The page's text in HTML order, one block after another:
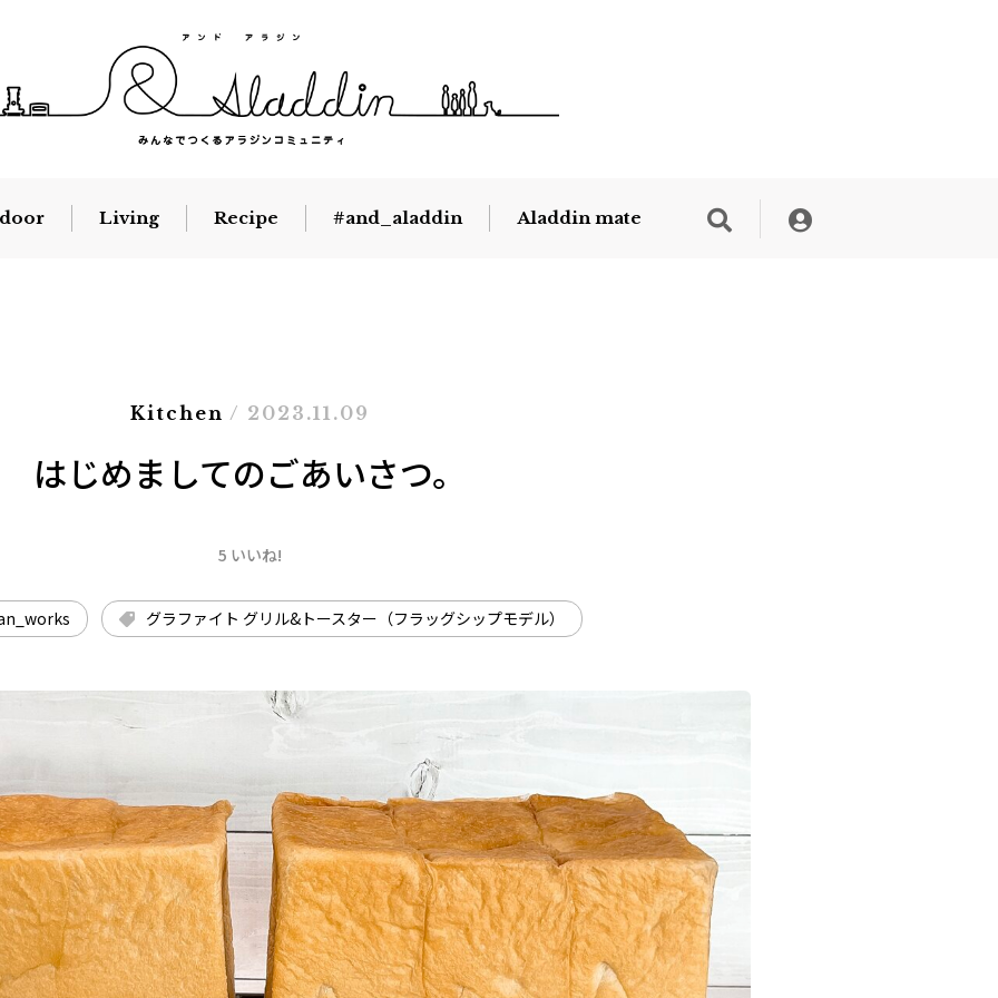
Living Recipe #and_aladdin Aladdin mate
Kitchen / 2023.11.09
はじめましてのごあいさつ。
5 いいね!
グラファイト グリル&トースター（フラッグシップモデル）